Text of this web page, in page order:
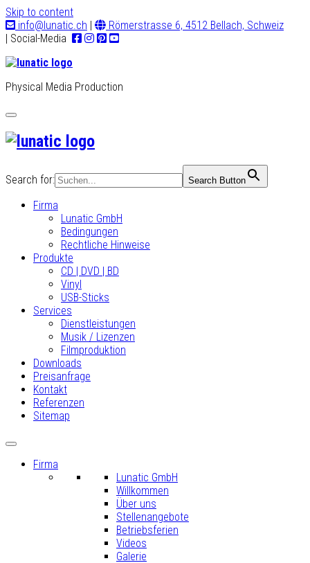
Skip to content
info@lunatic.ch |
Römerstrasse 6, 4512 Bellach, Schweiz
| Social-Media
Physical Media Production
Toggle
navigation
Search for: Search Button
Firma
Lunatic GmbH
Bedingungen
Rechtliche Hinweise
Produkte
CD | DVD | BD
Vinyl
USB-Sticks
Services
Dienstleistungen
Musik / Lizenzen
Filmproduktion
Downloads
Preisanfrage
Kontakt
Referenzen
Sitemap
Firma
Lunatic GmbH
Willkommen
Über uns
Stellenangebote
Betriebsferien
Videos
Galerie